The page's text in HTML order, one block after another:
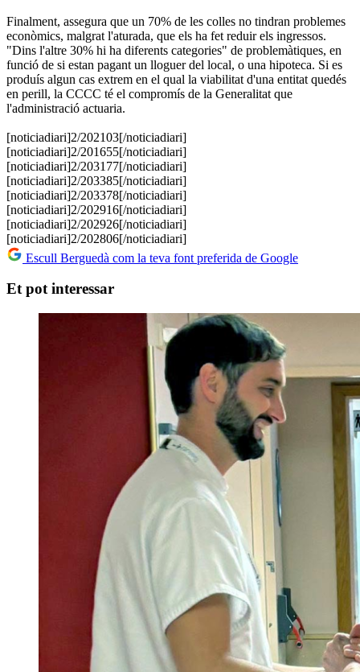
Finalment, assegura que un 70% de les colles no tindran problemes
econòmics, malgrat l'aturada, que els ha fet reduir els ingressos.
"Dins l'altre 30% hi ha diferents categories" de problemàtiques, en
funció de si estan pagant un lloguer del local, o una hipoteca. Si es
produís algun cas extrem en el qual la viabilitat d'una entitat quedés
en perill, la CCCC té el compromís de la Generalitat que
l'administració actuaria.
[noticiadiari]2/202103[/noticiadiari]
[noticiadiari]2/201655[/noticiadiari]
[noticiadiari]2/203177[/noticiadiari]
​[noticiadiari]2/203385[/noticiadiari]
​​[noticiadiari]2/203378[/noticiadiari]
​​​[noticiadiari]2/202916[/noticiadiari]
​​​​[noticiadiari]2/202926[/noticiadiari]
​​​​​[noticiadiari]2/202806[/noticiadiari]
Escull Berguedà com la teva font preferida de Google
Et pot interessar